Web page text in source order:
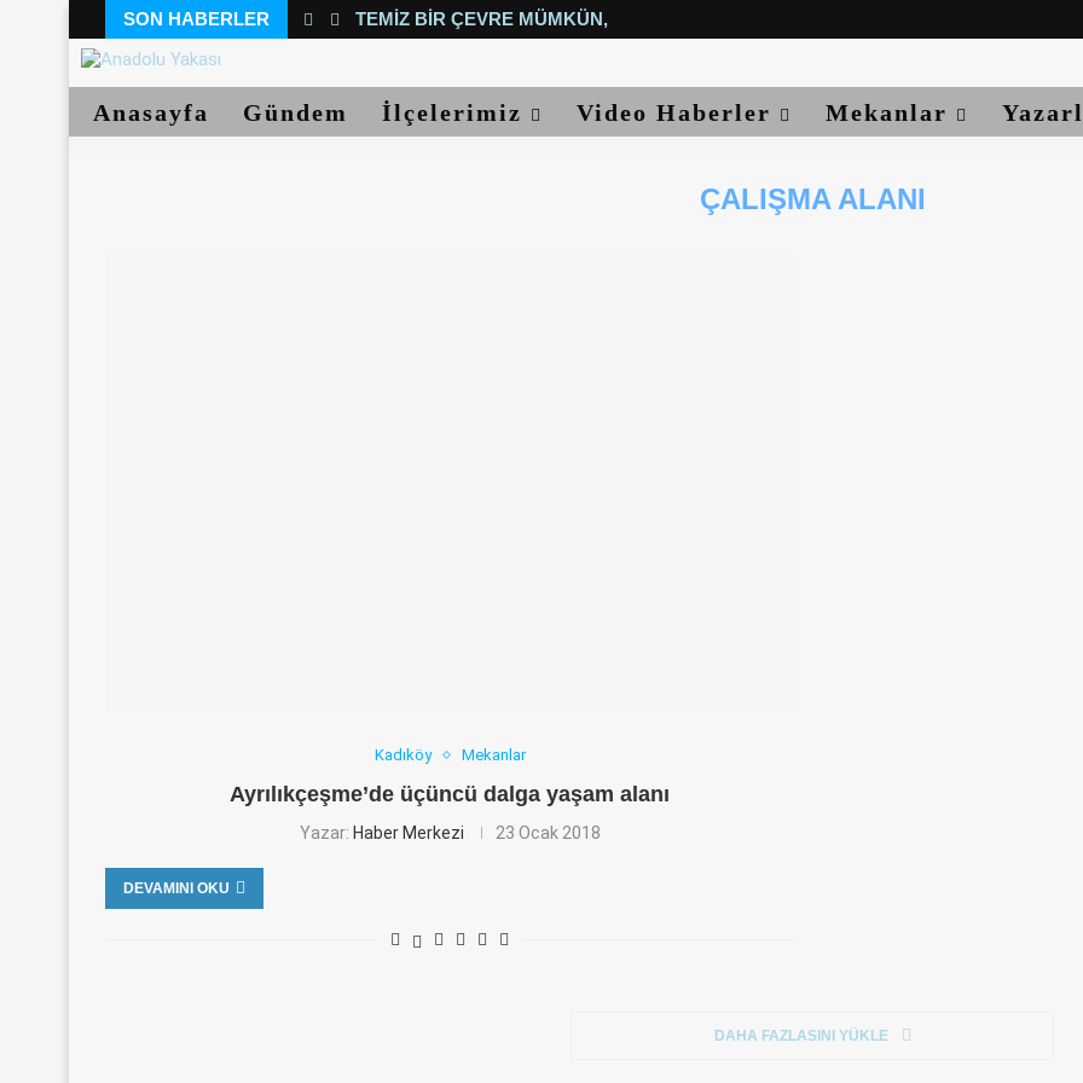
SON HABERLER TEMIZ BIR ÇEVRE MÜMKÜN, YETER...
Anasayfa Gündem İlçelerimiz Video Haberler Mekanlar
ÇALIŞMA ALANI
Kadıköy Mekanlar
Ayrılıkçeşme’de üçüncü dalga yaşam alanı
Yazar: Haber Merkezi 23 Ocak 2018
DEVAMINI OKU
DAHA FAZLASINI YÜKLE